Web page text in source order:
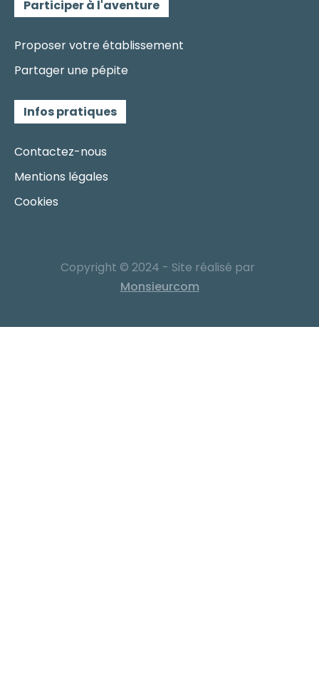
Participer à l'aventure
Proposer votre établissement
Partager une pépite
Infos pratiques
Contactez-nous
Mentions légales
Cookies
Copyright © 2024 - Site réalisé par
Monsieurcom